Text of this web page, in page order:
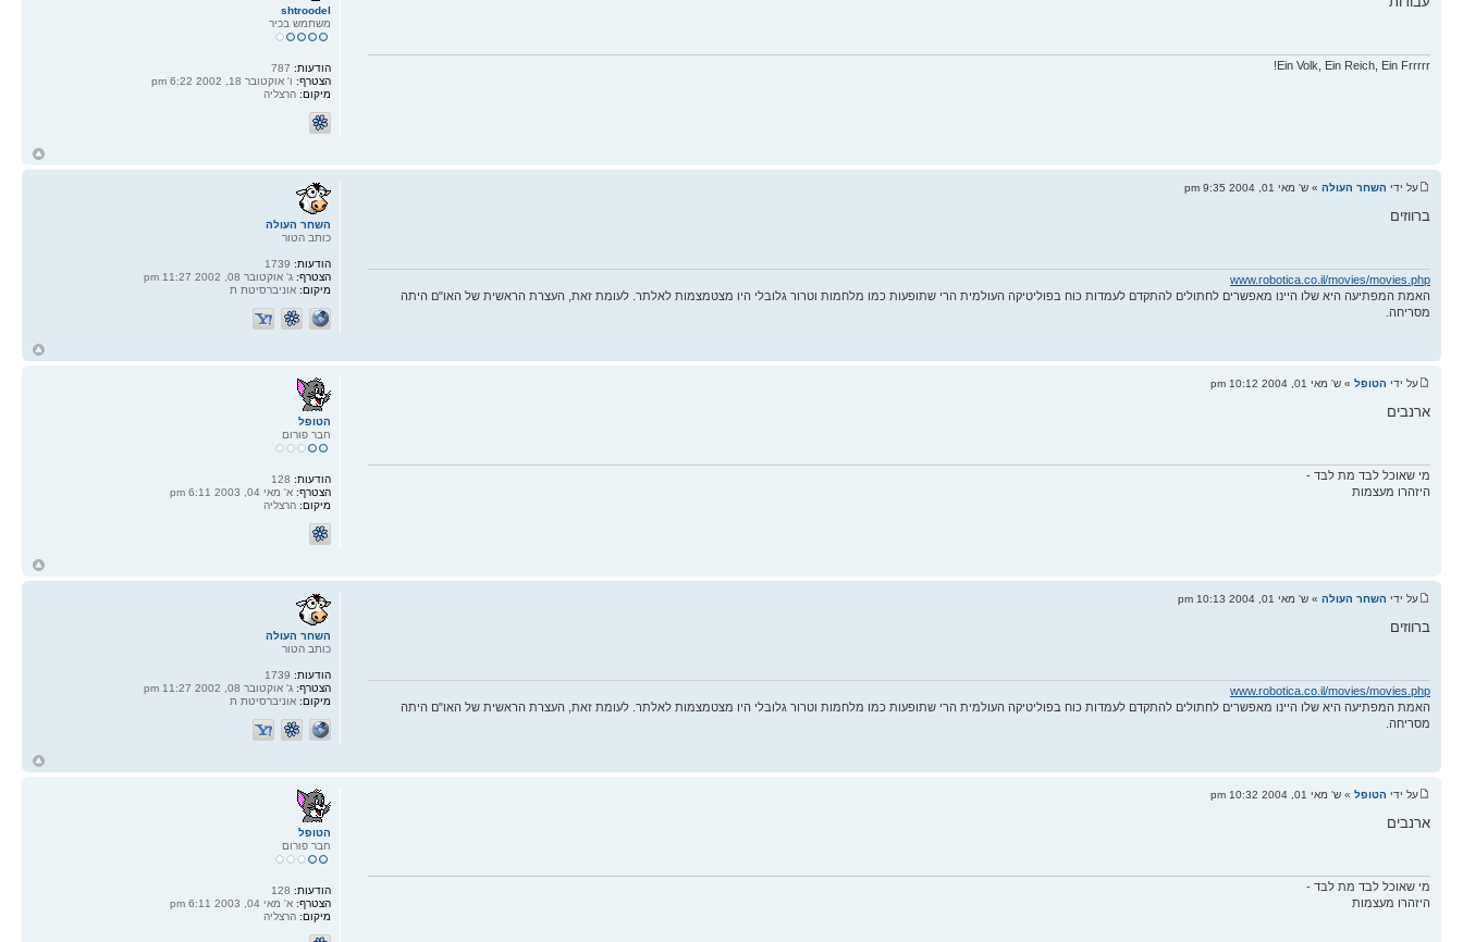
Ein Volk, Ein Reich, Ein Frrrrr!
shtroodel
משתמש בכיר
הודעות:787
הצטרף:ו' אוקטובר 18, 2002 6:22 pm
מיקום:הרצליה
על ידי השחר העולה » ש' מאי 01, 2004 9:35 pm
ברווזים
www.robotica.co.il/movies/movies.php
האמת המפתיעה היא שלו היינו מאפשרים לחתולים להתקדם לעמדות כוח בפוליטיקה העולמית הרי שתופעות כמו מלחמות וטרור גלובלי היו מצטמצמות לאלתר. לעומת זאת, העצרת הראשית של האו"ם היתה
מסריחה.
השחר העולה
כותב הטור
הודעות:
הצטרף: ג' אוקטובר 08, 2002 11:27 pm
מיקום: אוניברסיטת ת
על ידי הטופל » ש' מאי 01, 2004 10:12 pm
ארנבים
מי שאוכל לבד מת לבד -
היזהרו מעצמות
הטופל
חבר פורום
הודעות:128
הצטרף:א' מאי 04, 2003 6:11 pm
מיקום:הרצליה
על ידי השחר העולה » ש' מאי 01, 2004 10:13 pm
ברווזים
www.robotica.co.il/movies/movies.php
האמת המפתיעה היא שלו היינו מאפשרים לחתולים להתקדם לעמדות כוח בפוליטיקה העולמית הרי שתופעות כמו מלחמות וטרור גלובלי היו מצטמצמות לאלתר. לעומת זאת, העצרת הראשית של האו"ם היתה
מסריחה.
השחר העולה
כותב הטור
הודעות:
הצטרף: ג' אוקטובר 08, 2002 11:27 pm
מיקום: אוניברסיטת ת
על ידי הטופל » ש' מאי 01, 2004 10:32 pm
ארנבים
מי שאוכל לבד מת לבד -
היזהרו מעצמות
הטופל
חבר פורום
הודעות:128
הצטרף:א' מאי 04, 2003 6:11 pm
מיקום:הרצליה